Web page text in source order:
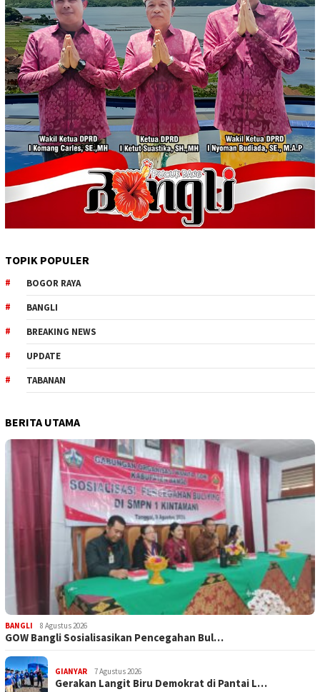
TOPIK POPULER
BOGOR RAYA
BANGLI
BREAKING NEWS
UPDATE
TABANAN
BERITA UTAMA
BANGLI 8 Agustus 2026
GOW Bangli Sosialisasikan Pencegahan Bul…
GIANYAR 7 Agustus 2026
Gerakan Langit Biru Demokrat di Pantai L…